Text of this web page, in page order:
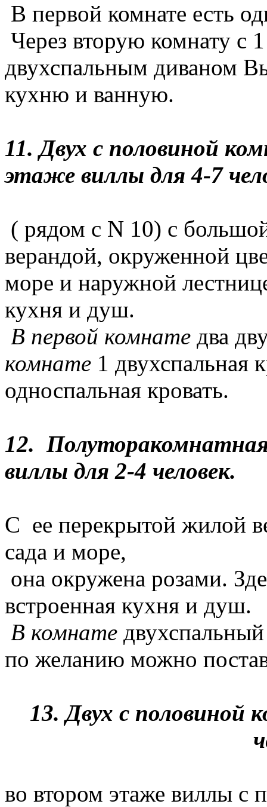
В первой комнате есть
Через вторую комнату с
двухспальным диваном
кухню и ванную.
11. Двух с половиной
этаже виллы для 4-7
( рядом с N 10) с
верандой, окруженной
море и наружной
кухня и душ.
В первой комнате два
комнате 1 двухспальная
односпальная кровать.
12.
виллы для 2-4 человек.
С ее перекрытой жилой
сада и море,
она окружена розами.
встроенная кухня и душ.
В комнате
по желанию можно
13. Двух с половиной
во втором этаже виллы с